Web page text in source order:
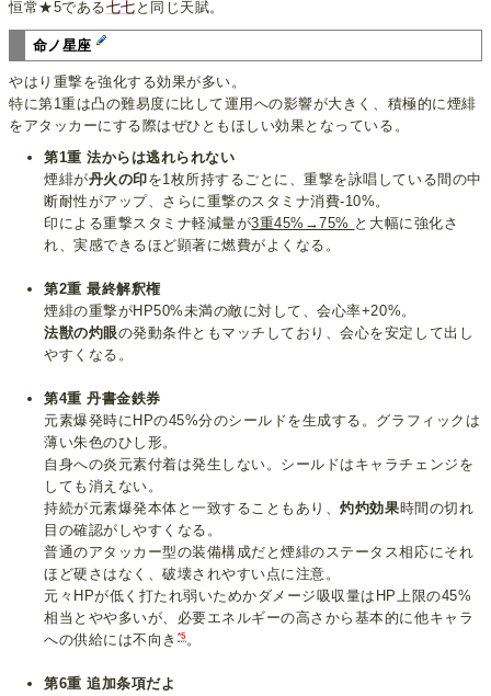
恒常★5である七七 と同じ天賦。
命ノ星座
やはり重撃を強化する効果が多い。
特に第1重は凸の難易度に比して運用への影響が大きく、積極的に煙緋
をアタッカーにする際はぜひともほしい効果となっている。
第1重 法からは逃れられない
煙緋が丹火の印を1枚所持するごとに、重撃を詠唱している間の中
断耐性がアップ、さらに重撃のスタミナ消費-10%。
印による重撃スタミナ軽減量が3重45%→75% と大幅に強化さ
れ、実感できるほど顕著に燃費がよくなる。
第2重 最終解釈権
煙緋の重撃がHP50%未満の敵に対して、会心率+20%。
法獣の灼眼の発動条件ともマッチしており、会心を安定して出し
やすくなる。
第4重 丹書金鉄券
元素爆発時にHPの45%分のシールドを生成する。グラフィックは
薄い朱色のひし形。
自身への炎元素付着は発生しない。シールドはキャラチェンジを
しても消えない。
持続が元素爆発本体と一致することもあり、灼灼効果時間の切れ
目の確認がしやすくなる。
普通のアタッカー型の装備構成だと煙緋のステータス相応にそれ
ほど硬さはなく、破壊されやすい点に注意。
元々HPが低く打たれ弱いためかダメージ吸収量はHP上限の45%
相当とやや多いが、必要エネルギーの高さから基本的に他キャラ
への供給には不向き *5。
第6重 追加条項だよ